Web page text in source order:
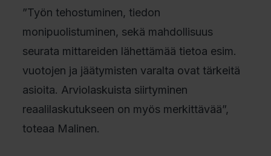
”Työn tehostuminen, tiedon
monipuolistuminen, sekä mahdollisuus
seurata mittareiden lähettämää tietoa esim.
vuotojen ja jäätymisten varalta ovat tärkeitä
asioita. Arviolaskuista siirtyminen
reaalilaskutukseen on myös merkittävää”,
toteaa Malinen.